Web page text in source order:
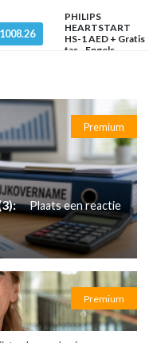
PHILIPS
HEARTSTART
HS-1 AED + Gratis
tas - Engels
Premium
Plaats een reactie
Premium